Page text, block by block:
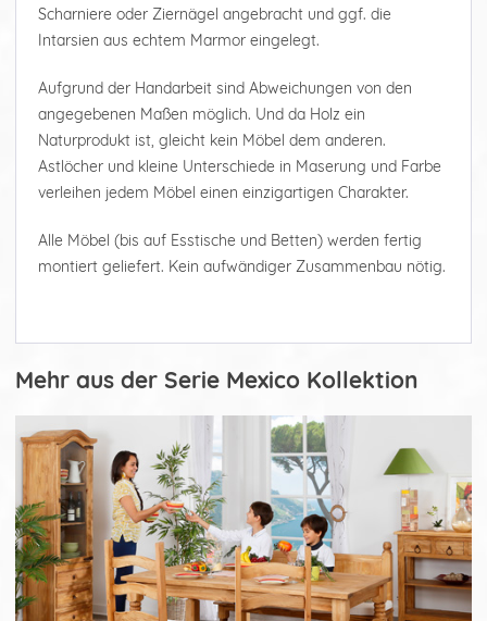
Scharniere oder Ziernägel angebracht und ggf. die
Intarsien aus echtem Marmor eingelegt.
Aufgrund der Handarbeit sind Abweichungen von den
angegebenen Maßen möglich. Und da Holz ein
Naturprodukt ist, gleicht kein Möbel dem anderen.
Astlöcher und kleine Unterschiede in Maserung und Farbe
verleihen jedem Möbel einen einzigartigen Charakter.
Alle Möbel (bis auf Esstische und Betten) werden fertig
montiert geliefert. Kein aufwändiger Zusammenbau nötig.
Mehr aus der Serie Mexico Kollektion